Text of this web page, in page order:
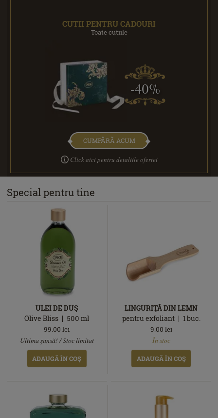
CUTII PENTRU CADOURI
Toate cutiile
-40%
CUMPĂRĂ ACUM
Click aici pentru detaliile ofertei
Special pentru tine
ULEI DE DUŞ
Olive Bliss
500ml
stoc
99.00 lei
Ultima șansă! / Stoc limitat
ADAUGĂ ÎN COŞ
LINGURIŢĂ DIN LEMN
pentru exfoliant
1 buc.
9.00 lei
În stoc
ADAUGĂ ÎN COŞ